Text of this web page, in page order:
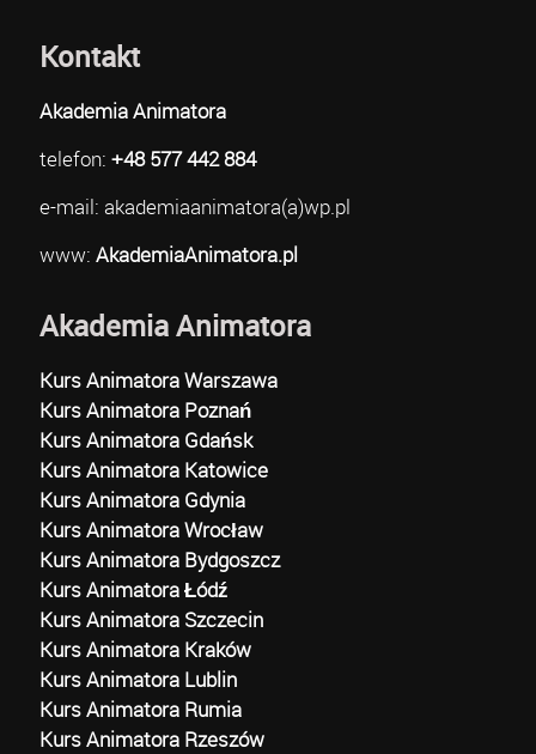
Kontakt
Akademia Animatora
telefon: +48 577 442 884
e-mail: akademiaanimatora(a)wp.pl
www: AkademiaAnimatora.pl
Akademia Animatora
Kurs Animatora Warszawa
Kurs Animatora Poznań
Kurs Animatora Gdańsk
Kurs Animatora Katowice
Kurs Animatora Gdynia
Kurs Animatora Wrocław
Kurs Animatora Bydgoszcz
Kurs Animatora Łódź
Kurs Animatora Szczecin
Kurs Animatora Kraków
Kurs Animatora Lublin
Kurs Animatora Rumia
Kurs Animatora Rzeszów